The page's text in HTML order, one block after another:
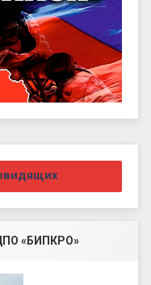
«БИПКРО»